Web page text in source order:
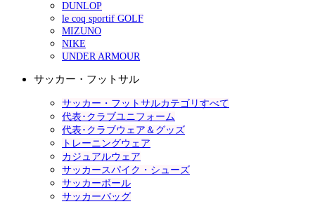
DUNLOP
le coq sportif GOLF
MIZUNO
NIKE
UNDER ARMOUR
サッカー・フットサル
サッカー・フットサルカテゴリすべて
代表･クラブユニフォーム
代表･クラブウェア＆グッズ
トレーニングウェア
カジュアルウェア
サッカースパイク・シューズ
サッカーボール
サッカーバッグ